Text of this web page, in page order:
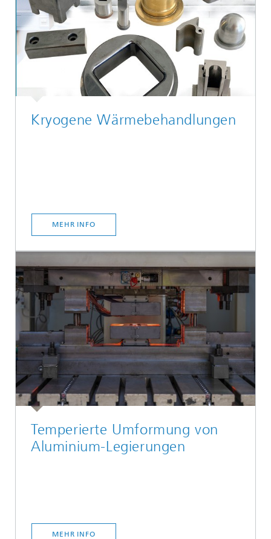
Kryogene Wärmebehandlungen
MEHR INFO
Temperierte Umformung von
Aluminium-Legierungen
MEHR INFO